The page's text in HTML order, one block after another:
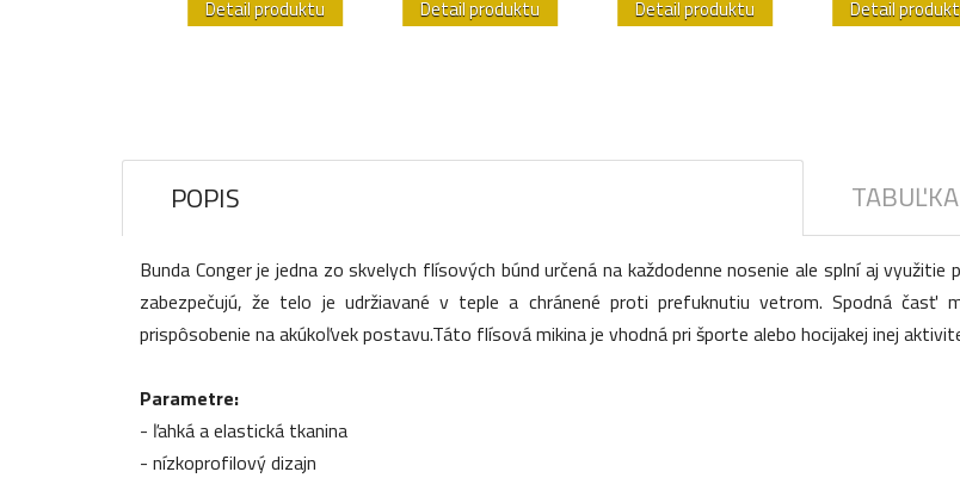
Detail produktu Detail produktu Detail produktu Detail
POPIS
Bunda Conger je jedna zo skvelych flísových búnd určená na každodenne nosenie ale splní aj
zabezpečujú, že telo je udržiavané v teple a chránené proti prefuknutiu vetrom. Spodná časť
prispôsobenie na akúkoľvek postavu.Táto flísová mikina je vhodná pri športe alebo hocijakej inej
Parametre:
- ľahká a elastická tkanina
- nízkoprofilový dizajn